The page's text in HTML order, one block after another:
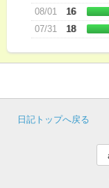
08/01
16
07/31
18
日記トップへ戻る